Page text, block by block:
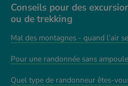
Conseils pour des
ou de trekking
Mal des montagnes - quand l’air
Pour une randonnée sans
Quel type de randonneur êtes-